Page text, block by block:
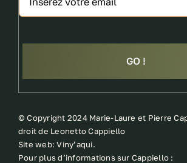
GO !
©Copyright 2024 Marie-Laure et Pierre
droit de Leonetto Cappiello
Site web:Viny’aqui.
Pour plus d’informations sur Cappiello :